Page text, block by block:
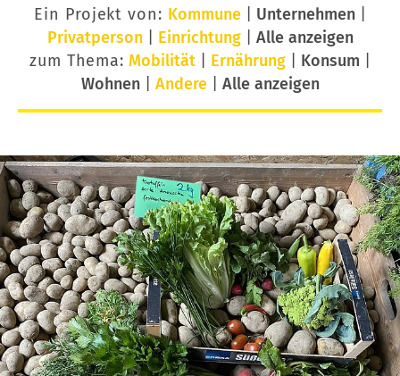
Ein Projekt von: Kommune| Unternehmen|
Privatperson| Einrichtung| Alle anzeigen
zum Thema: Mobilität Ernährung Konsum
Wohnen| Andere| Alle anzeigen